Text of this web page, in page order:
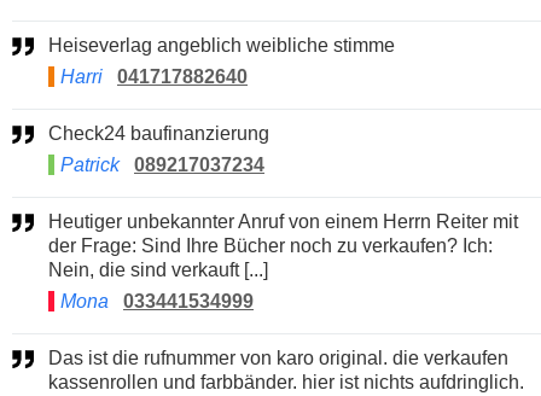
Heiseverlag angeblich weibliche stimme
Harri
041717882640
Check24 baufinanzierung
Patrick
089217037234
Heutiger unbekannter Anruf von einem Herrn Reiter mit
der Frage: Sind Ihre Bücher noch zu verkaufen? Ich:
Nein, die sind verkauft [...]
Mona
033441534999
Das ist die rufnummer von karo original. die verkaufen
kassenrollen und farbbänder. hier ist nichts aufdringlich.